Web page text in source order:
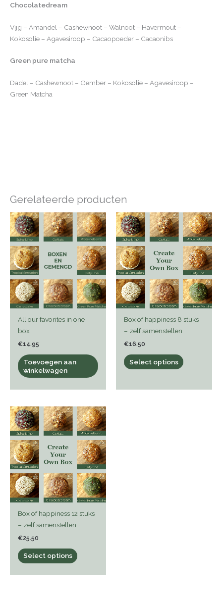
Chocolatedream
Vijg – Amandel – Cashewnoot – Walnoot – Havermout –
Kokosolie – Agavesiroop – Cacaopoeder – Cacaonibs
Green pure matcha
Dadel – Cashewnoot – Gember – Kokosolie – Agavesiroop –
Green Matcha
Gerelateerde producten
All our favorites in one
box
€14.95
Toevoegen aan
winkelwagen
Box of happiness 8 stuks
– zelf samenstellen
€16.50
Select options
Box of happiness 12 stuks
– zelf samenstellen
€25.50
Select options